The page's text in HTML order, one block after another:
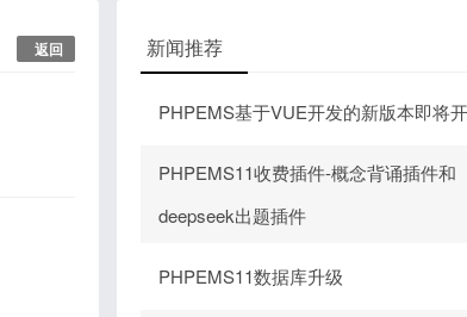
返回 新闻推荐
PHPEMS基于VUE开发的新版本即将
PHPEMS11收费插件-概念背诵插件和
deepseek出题插件
PHPEMS11数据库升级